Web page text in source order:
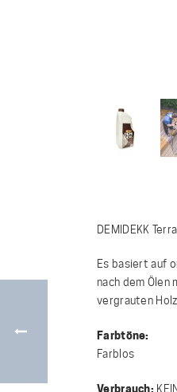
DEMIDEKK
Es basiert auf
nach dem
vergrauten
Farbtöne:
Farblos
Verbrauch: